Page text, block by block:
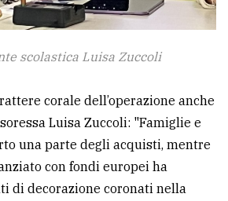
scolastica Luisa Zuccoli
corale dell’operazione anche
Luisa Zuccoli: "Famiglie e
una parte degli acquisti, mentre
con fondi europei ha
di decorazione coronati nella